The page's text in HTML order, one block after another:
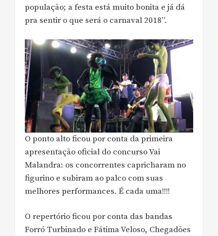
população; a festa está muito bonita e já dá
pra sentir o que será o carnaval 2018”.
O ponto alto ficou por conta da primeira
apresentação oficial do concurso Vai
Malandra: os concorrentes capricharam no
figurino e subiram ao palco com suas
melhores performances. É cada uma!!!!
O repertório ficou por conta das bandas
Forró Turbinado e Fátima Veloso, Chegadões